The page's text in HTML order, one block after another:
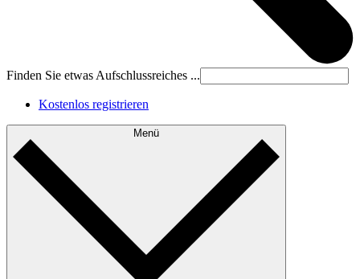
Finden Sie etwas Aufschlussreiches ...
Kostenlos registrieren
Menü